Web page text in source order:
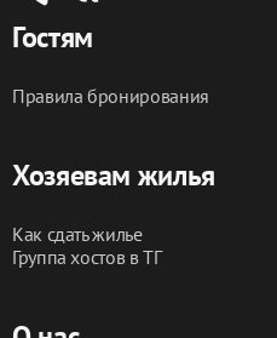
Гостям
Правила бронирования
Хозяевам жилья
Как сдать жилье
Группа хостов в ТГ